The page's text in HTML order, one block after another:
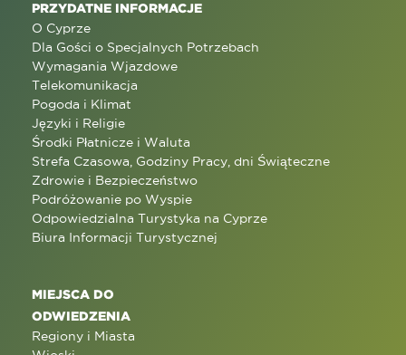
PRZYDATNE INFORMACJE
O Cyprze
Dla Gości o Specjalnych Potrzebach
Wymagania Wjazdowe
Telekomunikacja
Pogoda i Klimat
Języki i Religie
Środki Płatnicze i Waluta
Strefa Czasowa, Godziny Pracy, dni Świąteczne
Zdrowie i Bezpieczeństwo
Podróżowanie po Wyspie
Odpowiedzialna Turystyka na Cyprze
Biura Informacji Turystycznej
MIEJSCA DO
ODWIEDZENIA
Regiony i Miasta